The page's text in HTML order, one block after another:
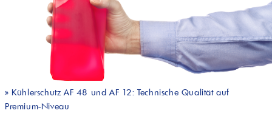
» Kühlerschutz AF 48 und AF 12: Technische Qualität auf
Premium-Niveau